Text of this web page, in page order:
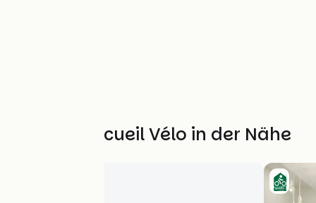
Weitere Accueil Vélo in der Nähe